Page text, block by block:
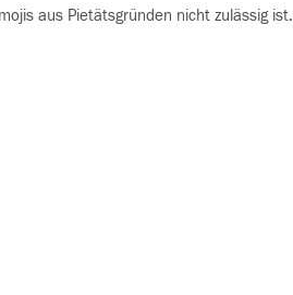
aus Pietätsgründen nicht zulässig ist.